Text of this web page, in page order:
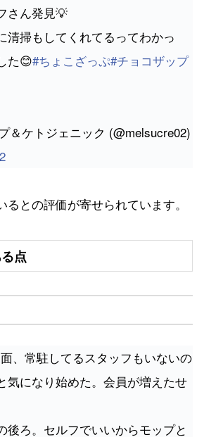
さん発見💡
清掃もしてくれてるってわかっ
た😊#ちょこざっぷ#チョコザップ
＆ケトジェニック (@melsucre02)
との評価が寄せられています。
点
、常駐してるスタッフもいないの
気になり始めた。会員が増えたせ
後ろ。セルフでいいからモップと